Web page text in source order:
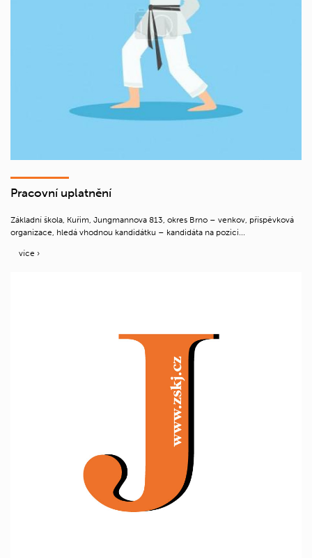
Pracovní uplatnění
Základní škola, Kuřim, Jungmannova 813, okres Brno – venkov, příspěvková
organizace, hledá vhodnou kandidátku – kandidáta na pozici...
více ›